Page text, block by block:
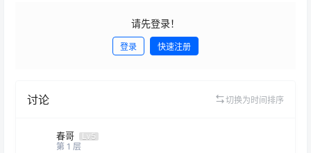
请先登录！
登录 快速注册
讨论 切换为时间排序
春哥
Lv5
第 1 层